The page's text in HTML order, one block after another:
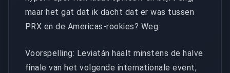
maar het gat dat ik dacht dat er was tussen
PRX en de Americas-rookies? Weg.
Voorspelling: Leviatán haalt minstens de halve
finale van het volgende internationale event,